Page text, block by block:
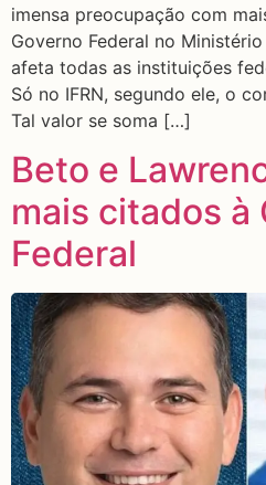
imensa preocupação com
Governo Federal no
afeta todas as instituições
Só no IFRN, segundo ele, o
Tal valor se soma […]
Beto e
mais citados à
Federal